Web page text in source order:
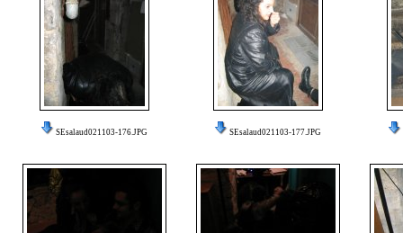
SEsalaud021103-176.JPG SEsalaud021103-177.JPG